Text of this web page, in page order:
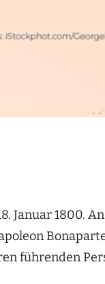
Januar 1800.
führenden